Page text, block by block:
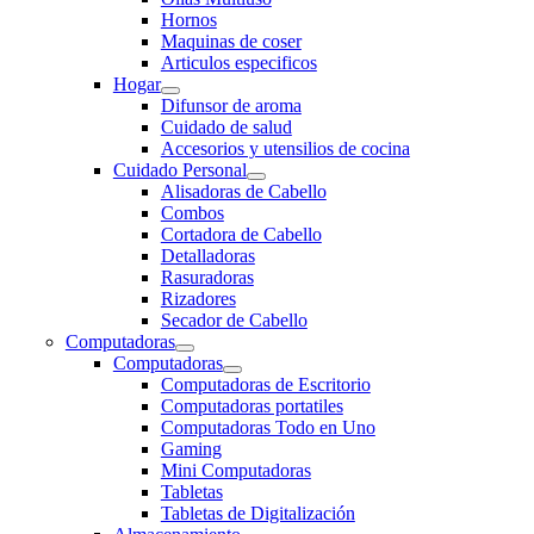
Hornos
Maquinas de coser
Articulos especificos
Hogar
Difunsor de aroma
Cuidado de salud
Accesorios y utensilios de cocina
Cuidado Personal
Alisadoras de Cabello
Combos
Cortadora de Cabello
Detalladoras
Rasuradoras
Rizadores
Secador de Cabello
Computadoras
Computadoras
Computadoras de Escritorio
Computadoras portatiles
Computadoras Todo en Uno
Gaming
Mini Computadoras
Tabletas
Tabletas de Digitalización